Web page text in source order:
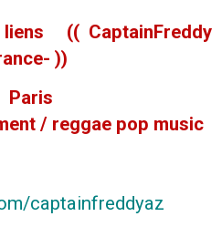
))
/ reggae pop music
captainfreddyaz